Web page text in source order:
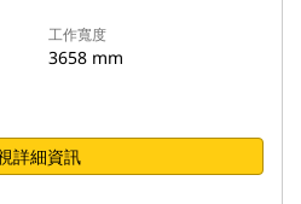
工作寬度
3658 mm
詳細資訊